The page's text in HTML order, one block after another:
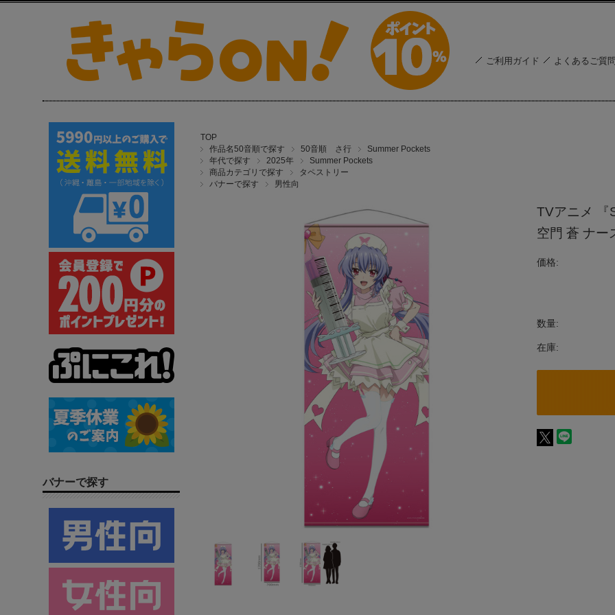
ご利用ガイド よくあるご質
TOP
作品名50音順で探す
50音順 さ行
Summer Pockets
年代で探す
2025年
Summer Pockets
商品カテゴリで探す
タペストリー
バナーで探す
男性向
TVアニメ 『
空門 蒼 ナー
価格:
数量:
在庫:
バナーで探す